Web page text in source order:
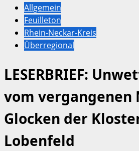
Allgemein
Feuilleton
Rhein-Neckar-Kreis
Überregional
LESERBRIEF:
vom vergangenen
Glocken der
Lobenfeld